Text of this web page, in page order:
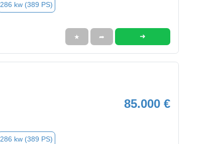
286 kw (389 PS)
★ ➦ ➜
85.000 €
286 kw (389 PS)